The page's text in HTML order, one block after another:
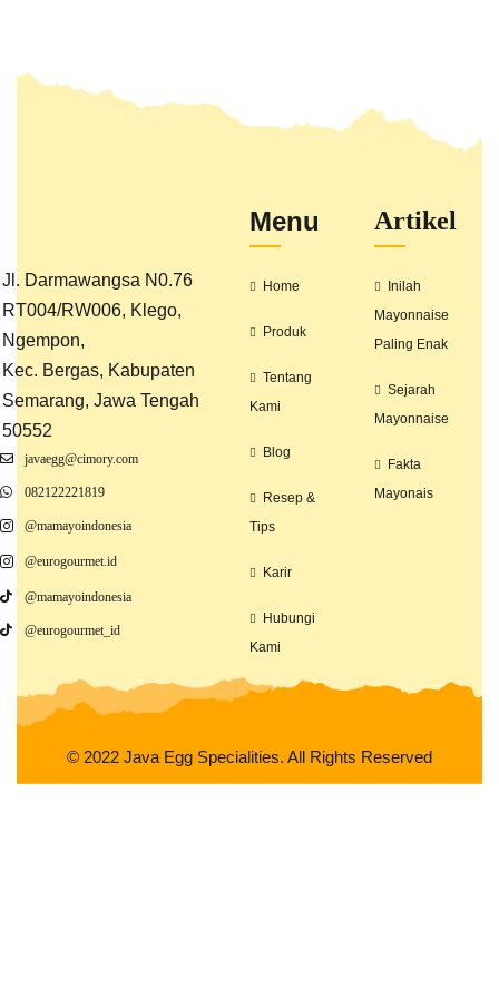
Jl. Darmawangsa N0.76
RT004/RW006, Klego,
Ngempon,
Kec. Bergas, Kabupaten
Semarang, Jawa Tengah
50552
javaegg@cimory.com
082122221819
@mamayoindonesia
@eurogourmet.id
@mamayoindonesia
@eurogourmet_id
Menu
Home
Produk
Tentang
Kami
Blog
Resep &
Tips
Karir
Hubungi
Kami
Artikel
Inilah
Mayonnaise
Paling Enak
Sejarah
Mayonnaise
Fakta
Mayonais
© 2022 Java Egg Specialities. All Rights Reserved